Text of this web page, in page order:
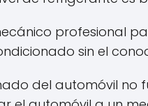
profesional
sin el
del automóvil